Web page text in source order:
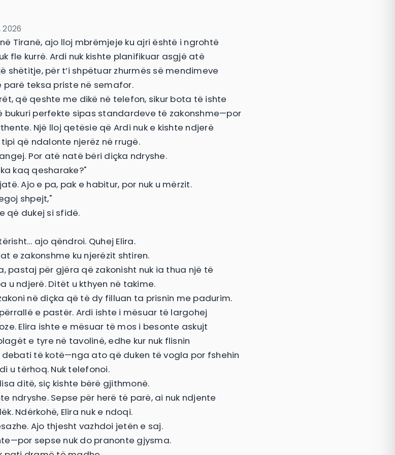
2026
Tiranë, ajo lloj mbrëmjeje ku ajri është i ngrohtë
fle kurrë. Ardi nuk kishte planifikuar asgjë atë
shëtitje, për t’i shpëtuar zhurmës së mendimeve
parë teksa priste në semafor.
që qeshte me dikë në telefon, sikur bota të ishte
bukuri perfekte sipas standardeve të zakonshme—por
Një lloj qetësie që Ardi nuk e kishte ndjerë
tipi që ndalonte njerëz në rrugë.
Por atë natë bëri diçka ndryshe.
kaq qesharake?"
Ajo e pa, pak e habitur, por nuk u mërzit.
shpejt,"
që dukej si sfidë.
ajo qëndroi. Quhej Elira.
e zakonshme ku njerëzit shtiren.
pastaj për gjëra që zakonisht nuk ia thua një të
u ndjerë. Ditët u kthyen në takime.
në diçka që të dy filluan ta prisnin me padurim.
e pastër. Ardi ishte i mësuar të largohej
Elira ishte e mësuar të mos i besonte askujt
e tyre në tavolinë, edhe kur nuk flisnin
debati të kotë—nga ato që duken të vogla por fshehin
u tërhoq. Nuk telefonoi.
ditë, siç kishte bërë gjithmonë.
ndryshe. Sepse për herë të parë, ai nuk ndjente
Ndërkohë, Elira nuk e ndoqi.
Ajo thjesht vazhdoi jetën e saj.
sepse nuk do pranonte gjysma.